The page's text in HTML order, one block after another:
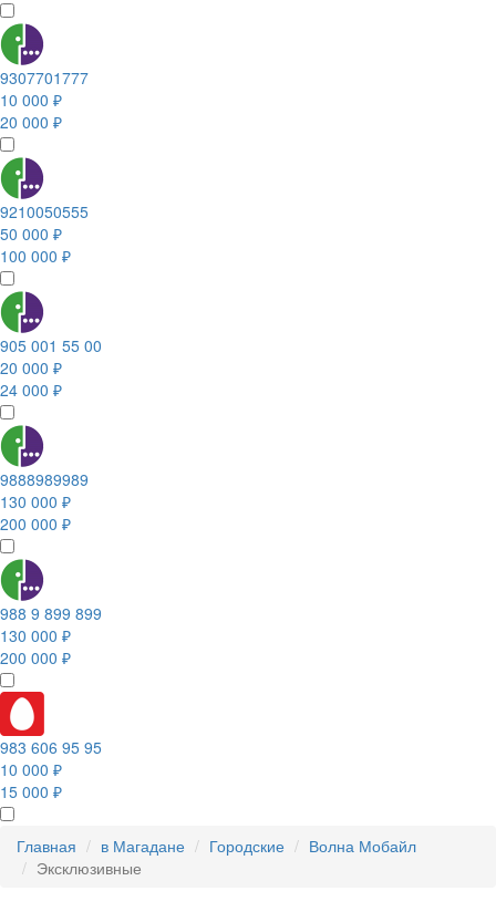
9307701777
10 000 ₽
20 000 ₽
9210050555
50 000 ₽
100 000 ₽
905 001 55 00
20 000 ₽
24 000 ₽
9888989989
130 000 ₽
200 000 ₽
988 9 899 899
130 000 ₽
200 000 ₽
983 606 95 95
10 000 ₽
15 000 ₽
Главная в Магадане Городские
Волна Мобайл
Эксклюзивные